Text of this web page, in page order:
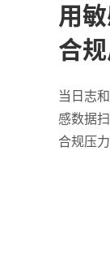
用
合
当日志
感数据
合规压力